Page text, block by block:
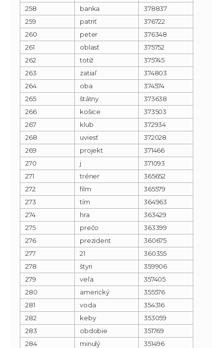
258
banka
378837
259
patriť
376722
260
peter
376348
261
oblasť
375752
262
totiž
375745
263
zatiaľ
374803
264
oba
374574
265
štátny
373638
266
košice
373503
267
klub
372934
268
uviesť
372028
269
projekt
371466
270
j
371093
271
tréner
365652
272
film
365579
273
tím
364963
274
hra
363429
275
prečo
363399
276
prezident
360675
277
21
360355
278
štyri
359906
279
veľa
357405
280
americký
355576
281
voda
354316
282
keby
353059
283
obdobie
351769
284
minulý
351496